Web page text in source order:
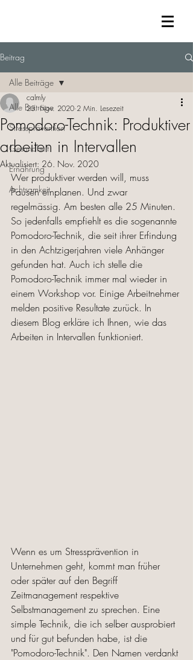
Beitrag
Alle Beiträge
Stressprävention
Gesundheit
Ernährung
Achtsamkeit
Alle Beiträge
Pomodoro-Technik: Produktiver
arbeiten in Intervallen
calmly
23. Nov. 2020 2 Min. Lesezeit
Aktualisiert: 26. Nov. 2020
Wer produktiver werden will, muss
Pausen einplanen. Und zwar
regelmässig. Am besten alle 25 Minuten.
So jedenfalls empfiehlt es die sogenannte
Pomodoro-Technik, die seit ihrer Erfindung
in den Achtzigerjahren viele Anhänger
gefunden hat. Auch ich stelle die
Pomodoro-Technik immer mal wieder in
einem Workshop vor. Einige Arbeitnehmer
melden positive Resultate zurück. In
diesem Blog erkläre ich Ihnen, wie das
Arbeiten in Intervallen funktioniert.
Wenn es um Stressprävention in
Unternehmen geht, kommt man früher
oder später auf den Begriff
Zeitmanagement respektive
Selbstmanagement zu sprechen. Eine
simple Technik, die ich selber ausprobiert
und für gut befunden habe, ist die
"Pomodoro-Technik". Den Namen verdankt